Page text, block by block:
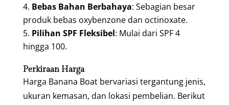
Bebas Bahan Berbahaya: Sebagian besar
produk bebas oxybenzone dan octinoxate.
Pilihan SPF Fleksibel: Mulai dari SPF 4
hingga 100.
Perkiraan Harga
Harga Banana Boat bervariasi tergantung jenis,
ukuran kemasan, dan lokasi pembelian. Berikut